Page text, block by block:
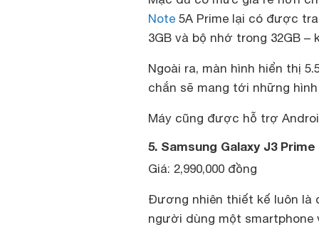
Note 5A Prime lại có được
3GB và bộ nhớ trong 32GB
Ngoài ra, màn hình hiển thị
chắn sẽ mang tới những
Máy cũng được hỗ trợ
5. Samsung Galaxy J3 Prime
Giá: 2,990,000 đồng
Đương nhiên thiết kế luôn là
người dùng một smartphone